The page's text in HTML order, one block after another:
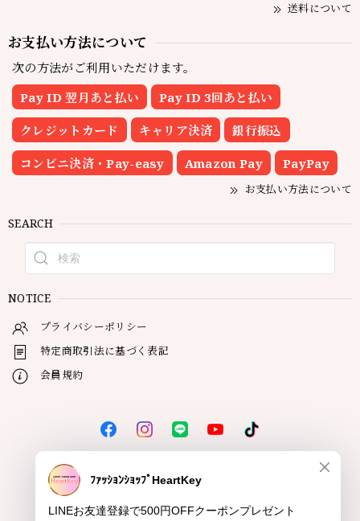
送料について
お支払い方法について
次の方法がご利用いただけます。
Pay ID 翌月あと払い
Pay ID 3回あと払い
クレジットカード キャリア決済 銀行振込
コンビニ決済・Pay-easy Amazon Pay PayPay
お支払い方法について
SEARCH
NOTICE
プライバシーポリシー
特定商取引法に基づく表記
会員規約
© HeartKey